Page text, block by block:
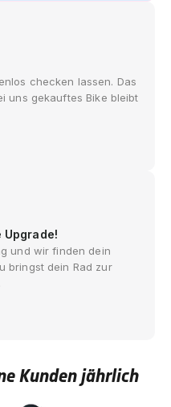
checken lassen. Das
uns gekauftes Bike bleibt
Upgrade!
und wir finden dein
bringst dein Rad zur
Kunden jährlich